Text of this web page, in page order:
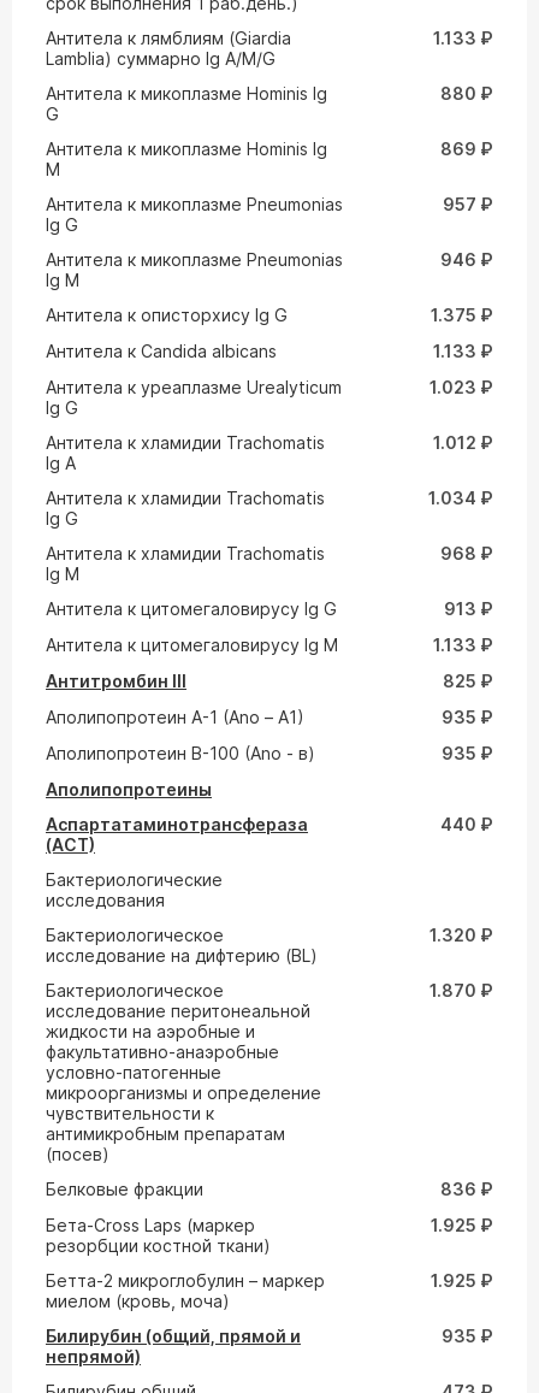
Антитела к лямблиям (Giardia
Lamblia) суммарно Ig A/M/G
1.133 ₽
Антитела к микоплазме Hominis Ig
G
880 ₽
Антитела к микоплазме Hominis Ig
M
869 ₽
Антитела к микоплазме Pneumonias
Ig G
957 ₽
Антитела к микоплазме Pneumonias
Ig M
946 ₽
Антитела к описторхису Ig G
1.375 ₽
Антитела к Сandida albicans
1.133 ₽
Антитела к уреаплазме Urealyticum
Ig G
1.023 ₽
Антитела к хламидии Trachomatis
Ig A
1.012 ₽
Антитела к хламидии Trachomatis
Ig G
1.034 ₽
Антитела к хламидии Trachomatis
Ig M
968 ₽
Антитела к цитомегаловирусу Ig G
913 ₽
Антитела к цитомегаловирусу Ig M
1.133 ₽
Антитромбин III
825 ₽
Аполипопротеин A-1 (Ano – A1)
935 ₽
Аполипопротеин В-100 (Ano - в)
935 ₽
Аполипопротеины
Аспартатаминотрансфераза
(АСТ)
440 ₽
Бактериологические
исследования
Бактериологическое
исследование на дифтерию (ВL)
1.320 ₽
Бактериологическое
исследование перитонеальной
жидкости на аэробные и
факультативно-анаэробные
условно-патогенные
микроорганизмы и определение
чувствительности к
антимикробным препаратам
(посев)
1.870 ₽
Белковые фракции
836 ₽
Бета-Cross Laps (маркер
резорбции костной ткани)
1.925 ₽
Бетта-2 микроглобулин – маркер
миелом (кровь, моча)
1.925 ₽
Билирубин (общий, прямой и
непрямой)
935 ₽